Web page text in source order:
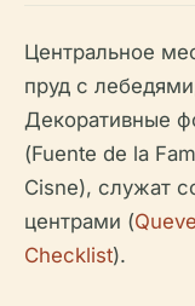
Центральное
пруд с
Декоративные
(Fuente de la
Cisne), служат
центрами (
Checklist).